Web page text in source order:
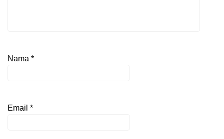
Nama *
Email *